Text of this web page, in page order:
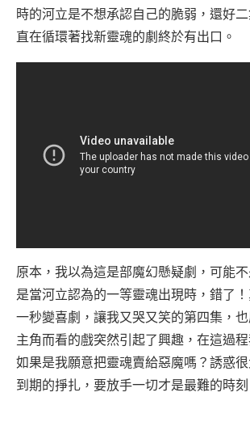
時的河立是不想承認自己的脆弱，還好
直在循環著找新靈魂的劇終於有出口。
原本，我以為這是部魔幻懸疑劇，可能
是當河立認為的一等靈魂出現時，錯了
一秒變喜劇，讓我又哭又笑的第四集，
主角而看的戲突然引起了興趣，在這過程
如果是我願意把靈魂賣給惡魔嗎？誘惑
到期的掙扎，要放手一切才是最難的時刻